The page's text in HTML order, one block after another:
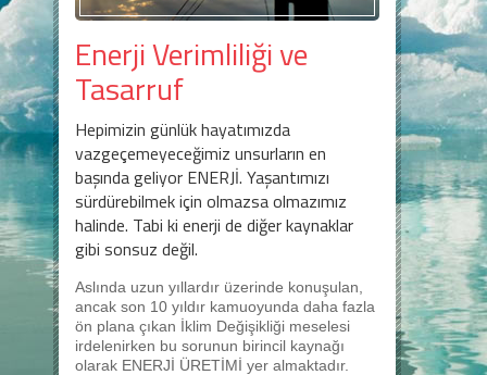
Enerji Verimliliği ve
Tasarruf
Hepimizin günlük hayatımızda
vazgeçemeyeceğimiz unsurların en
başında geliyor ENERJİ. Yaşantımızı
sürdürebilmek için olmazsa olmazımız
halinde. Tabi ki enerji de diğer kaynaklar
gibi sonsuz değil.
Aslında uzun yıllardır üzerinde konuşulan,
ancak son 10 yıldır kamuoyunda daha fazla
ön plana çıkan İklim Değişikliği meselesi
irdelenirken bu sorunun birincil kaynağı
olarak ENERJİ ÜRETİMİ yer almaktadır.